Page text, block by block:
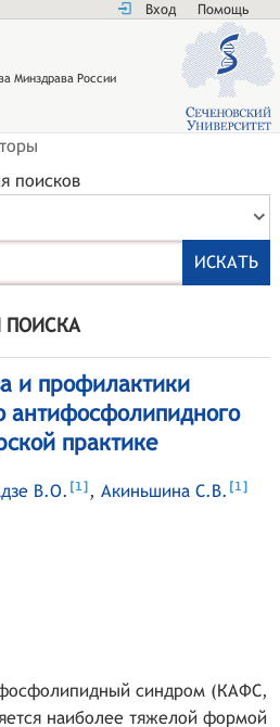
Вход Помощь
Минздрава России
поисков
ПОИСКА
и профилактики
антифосфолипидного
практике
В.О. [1] , Акиньшина С.В. [1]
синдром (КАФС,
наиболее тяжелой формой